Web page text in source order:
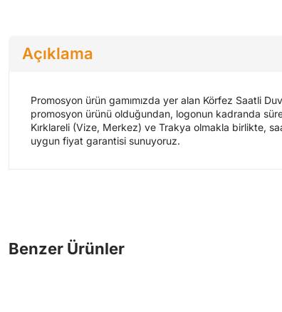
Açıklama
Promosyon ürün gamımızda yer alan Körfez Saatli
promosyon ürünü olduğundan, logonun kadranda
Kırklareli (Vize, Merkez) ve Trakya olmakla birlikte,
uygun fiyat garantisi sunuyoruz.